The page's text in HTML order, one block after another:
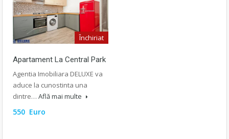
Închiriat
Apartament La Central Park
Agentia Imobiliara DELUXE va
aduce la cunostinta una
dintre… Află mai multe
550 Euro